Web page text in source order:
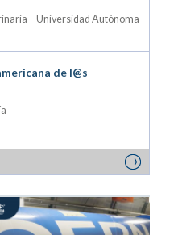
– Universidad Autónoma
de l@s